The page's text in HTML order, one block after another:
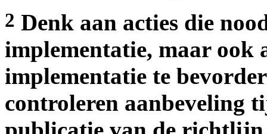
2 Denk aan acties die
implementatie, maar ook
implementatie te
controleren aanbeveling